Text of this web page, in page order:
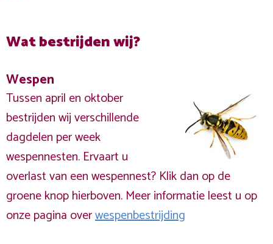
Wat bestrijden wij?
Wespen
Tussen april en oktober
bestrijden wij verschillende
dagdelen per week
wespennesten. Ervaart u
overlast van een wespennest? Klik dan op de
groene knop hierboven. Meer informatie leest u op
onze pagina overwespenbestrijding